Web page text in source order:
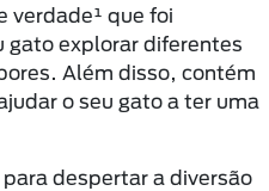
verdade¹ que foi
gato explorar diferentes
Além disso, contém
o seu gato a ter uma
despertar a diversão